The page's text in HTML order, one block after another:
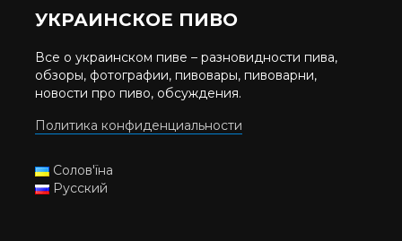
УКРАИНСКОЕ ПИВО
Все о украинском пиве – разновидности пива,
обзоры, фотографии, пивовары, пивоварни,
новости про пиво, обсуждения.
Политика конфиденциальности
Солов'їна
Русский